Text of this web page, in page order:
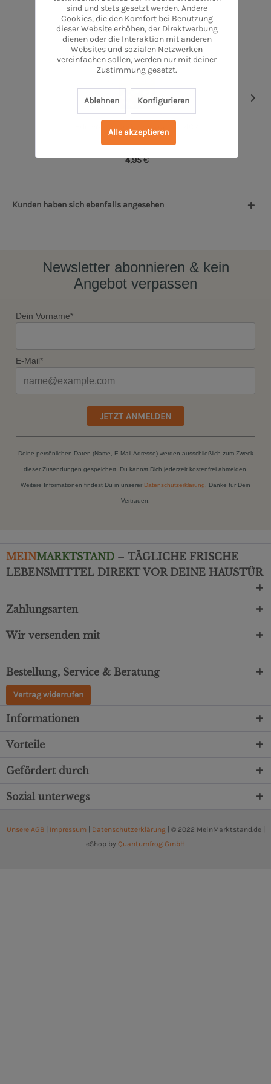
Edelvollmilch Salz Karamell 40%
4,95 €
Kunden haben sich ebenfalls angesehen
Newsletter abonnieren & kein
Angebot verpassen
Dein Vorname*
E-Mail*
JETZT ANMELDEN
Deine persönlichen Daten (Name, E-Mail-Adresse) werden ausschließlich zum Zweck
dieser Zusendungen gespeichert. Du kannst Dich jederzeit kostenfrei abmelden.
Weitere Informationen findest Du in unserer Datenschutzerklärung . Danke für Dein
Vertrauen.
MEINMARKTSTAND – TÄGLICHE FRISCHE
LEBENSMITTEL DIREKT VOR DEINE HAUSTÜR
Zahlungsarten
Wir versenden mit
Bestellung, Service & Beratung
Vertrag widerrufen
Informationen
Vorteile
Gefördert durch
Sozial unterwegs
Unsere AGB| Impressum Datenschutzerklärung| © 2022 MeinMarktstand.de |
eShop by Quantumfrog GmbH
sind und stets gesetzt werden. Andere
Cookies, die den Komfort bei Benutzung
dieser Website erhöhen, der Direktwerbung
dienen oder die Interaktion mit anderen
Websites und sozialen Netzwerken
vereinfachen sollen, werden nur mit deiner
Zustimmung gesetzt.
Ablehnen Konfigurieren
Alle akzeptieren